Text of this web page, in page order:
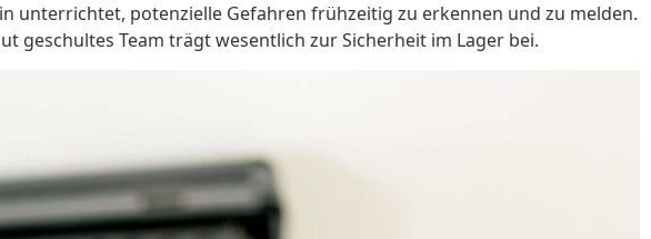
unterrichtet, potenzielle Gefahren frühzeitig zu erkennen und zu melden.
geschultes Team trägt wesentlich zur Sicherheit im Lager bei.